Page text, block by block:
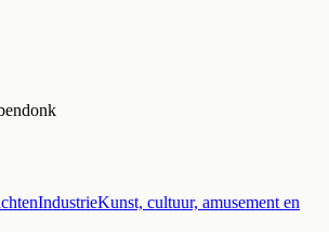
IndustrieKunst, cultuur, amusement en